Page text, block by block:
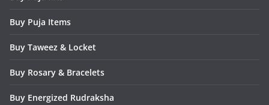
Buy Puja Items
Buy Taweez & Locket
Buy Rosary & Bracelets
Buy Energized Rudraksha